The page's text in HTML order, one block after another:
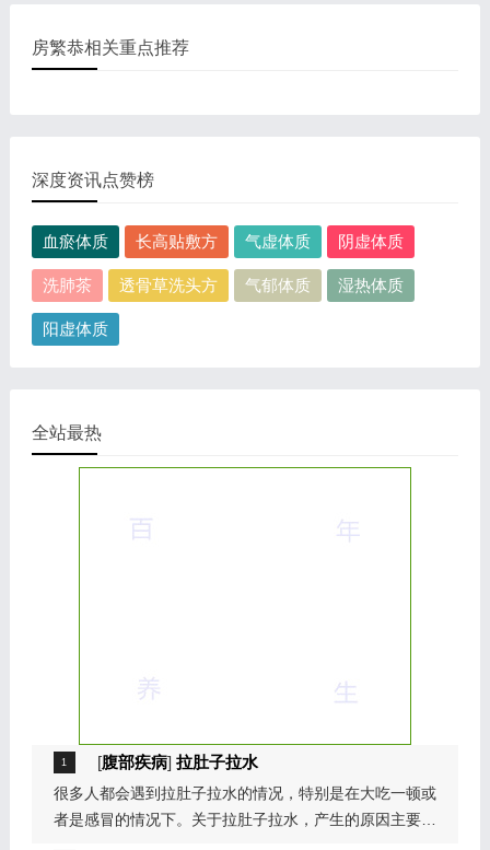
房繁恭相关重点推荐
深度资讯点赞榜
血瘀体质 长高贴敷方 气虚体质 阴虚体质
洗肺茶 透骨草洗头方 气郁体质 湿热体质
阳虚体质
全站最热
[腹部疾病] 拉肚子拉水
很多人都会遇到拉肚子拉水的情况，特别是在大吃一顿或
者是感冒的情况下。关于拉肚子拉水，产生的原因主要是